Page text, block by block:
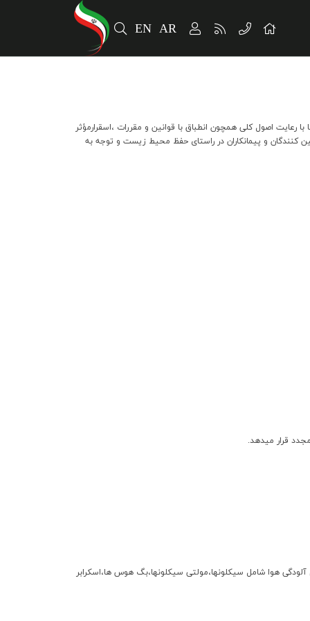
AR
EN
اصول كلي همچون انطباق با قوانين و مقررات ،اسقرارمؤثر
و پيمانكاران در راستاي حفظ محيط زيست و توجه به
قرار ميدهد.
زيست از همان دوران ساخت تاكنون اقدام به نصب و استقرار بيش از 200 نوع از تجهيزات كنترل آلودگي هوا شامل سيكلونها،مولتي سيكلونها،بگ هوس ها،اسكرابر